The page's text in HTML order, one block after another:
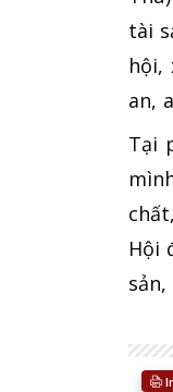
tài
hội,
an,
Tại
Hội